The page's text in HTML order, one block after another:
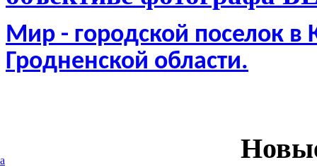
Мир - городской поселок в
Гродненской области.